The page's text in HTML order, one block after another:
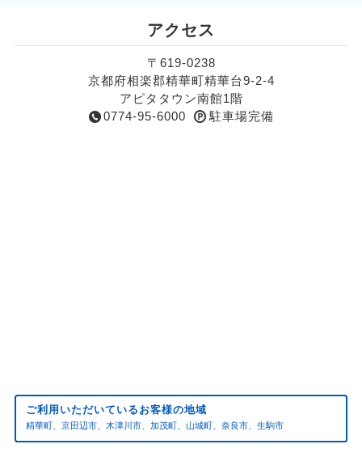
アクセス
〒619-0238
京都府相楽郡精華町精華台9-2-4
アピタタウン南館1階
0774-95-6000
駐車場完備
ご利用いただいているお客様の地域
精華町、京田辺市、木津川市、加茂町、山城町、奈良市、生駒市